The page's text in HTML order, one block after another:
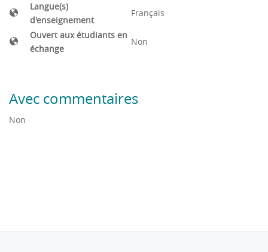
Langue(s)
d'enseignement
Français
Ouvert aux étudiants en
échange
Non
Avec commentaires
Non